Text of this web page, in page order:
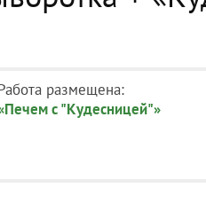
размещена:
с "Кудесницей"»